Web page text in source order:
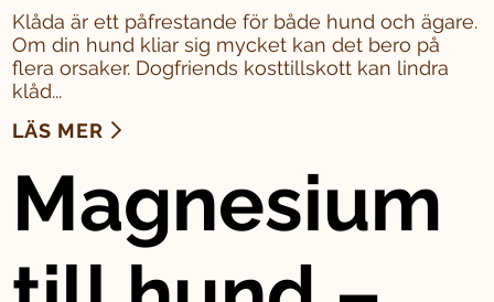
Klåda är ett påfrestande för både hund och ägare.
Om din hund kliar sig mycket kan det bero på
flera orsaker. Dogfriends kosttillskott kan lindra
klåd...
LÄS MER
Magnesium